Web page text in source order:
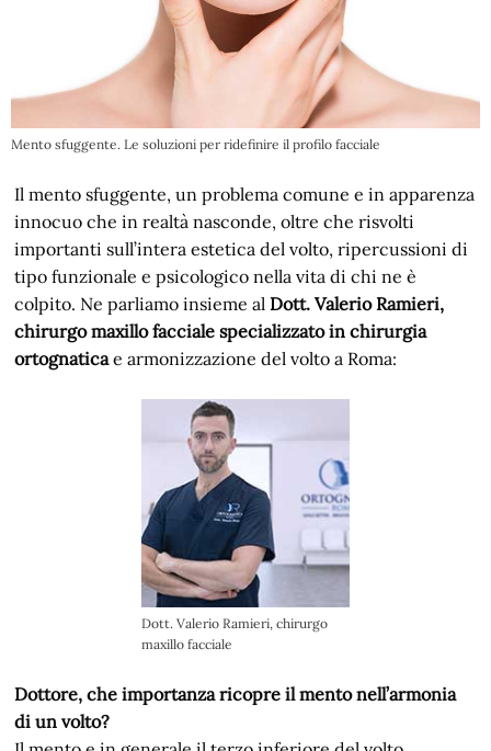
Mento sfuggente. Le soluzioni per ridefinire il profilo facciale
Il mento sfuggente, un problema comune e in apparenza
innocuo che in realtà nasconde, oltre che risvolti
importanti sull’intera estetica del volto, ripercussioni di
tipo funzionale e psicologico nella vita di chi ne è
colpito. Ne parliamo insieme alDott. Valerio Ramieri,
chirurgo maxillo facciale specializzato in chirurgia
ortognaticae armonizzazione del volto a Roma:
Dott. Valerio Ramieri, chirurgo
maxillo facciale
Dottore, che importanza ricopre il mento nell’armonia
di un volto?